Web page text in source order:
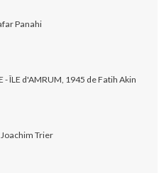
Panahi
- ÎLE d'AMRUM, 1945 de Fatih Akin
Joachim Trier